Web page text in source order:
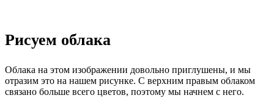
Рисуем облака
Облака на этом изображении довольно приглушены, и мы
отразим это на нашем рисунке. С верхним правым облаком
связано больше всего цветов, поэтому мы начнем с него.